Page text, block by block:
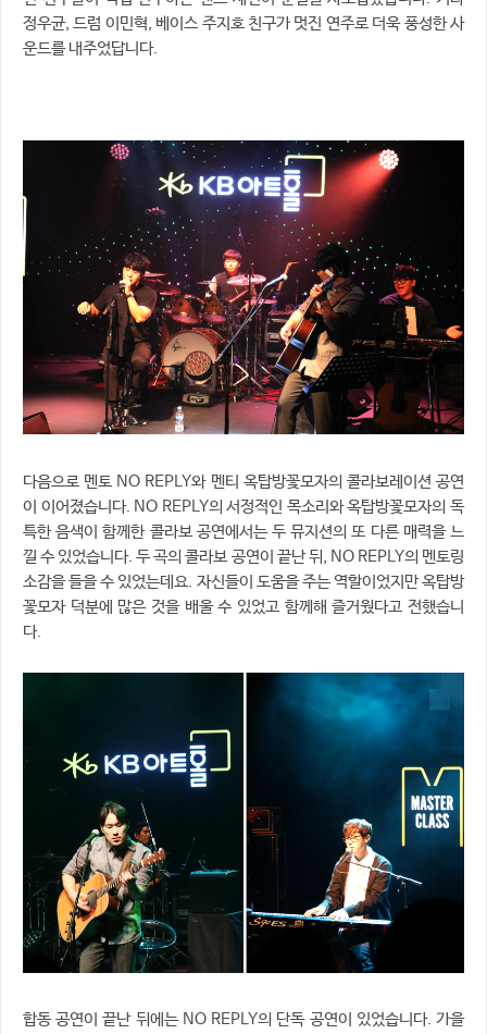
정우균, 드럼 이민혁, 베이스 주지호 친구가 멋진 연주로 더욱 풍성한 사
운드를 내주었답니다.
다음으로 멘토 NO REPLY와 멘티 옥탑방꽃모자의 콜라보레이션 공연
이 이어졌습니다. NO REPLY의 서정적인 목소리와 옥탑방꽃모자의 독
특한 음색이 함께한 콜라보 공연에서는 두 뮤지션의 또 다른 매력을 느
낄 수 있었습니다. 두 곡의 콜라보 공연이 끝난 뒤, NO REPLY의 멘토링
소감을 들을 수 있었는데요. 자신들이 도움을 주는 역할이었지만 옥탑방
꽃모자 덕분에 많은 것을 배울 수 있었고 함께해 즐거웠다고 전했습니
다.
합동 공연이 끝난 뒤에는 NO REPLY의 단독 공연이 있었습니다. 가을